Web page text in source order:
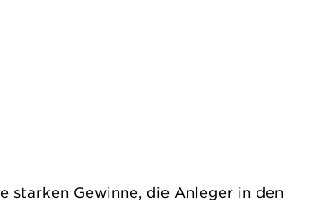
starken Gewinne, die Anleger in den